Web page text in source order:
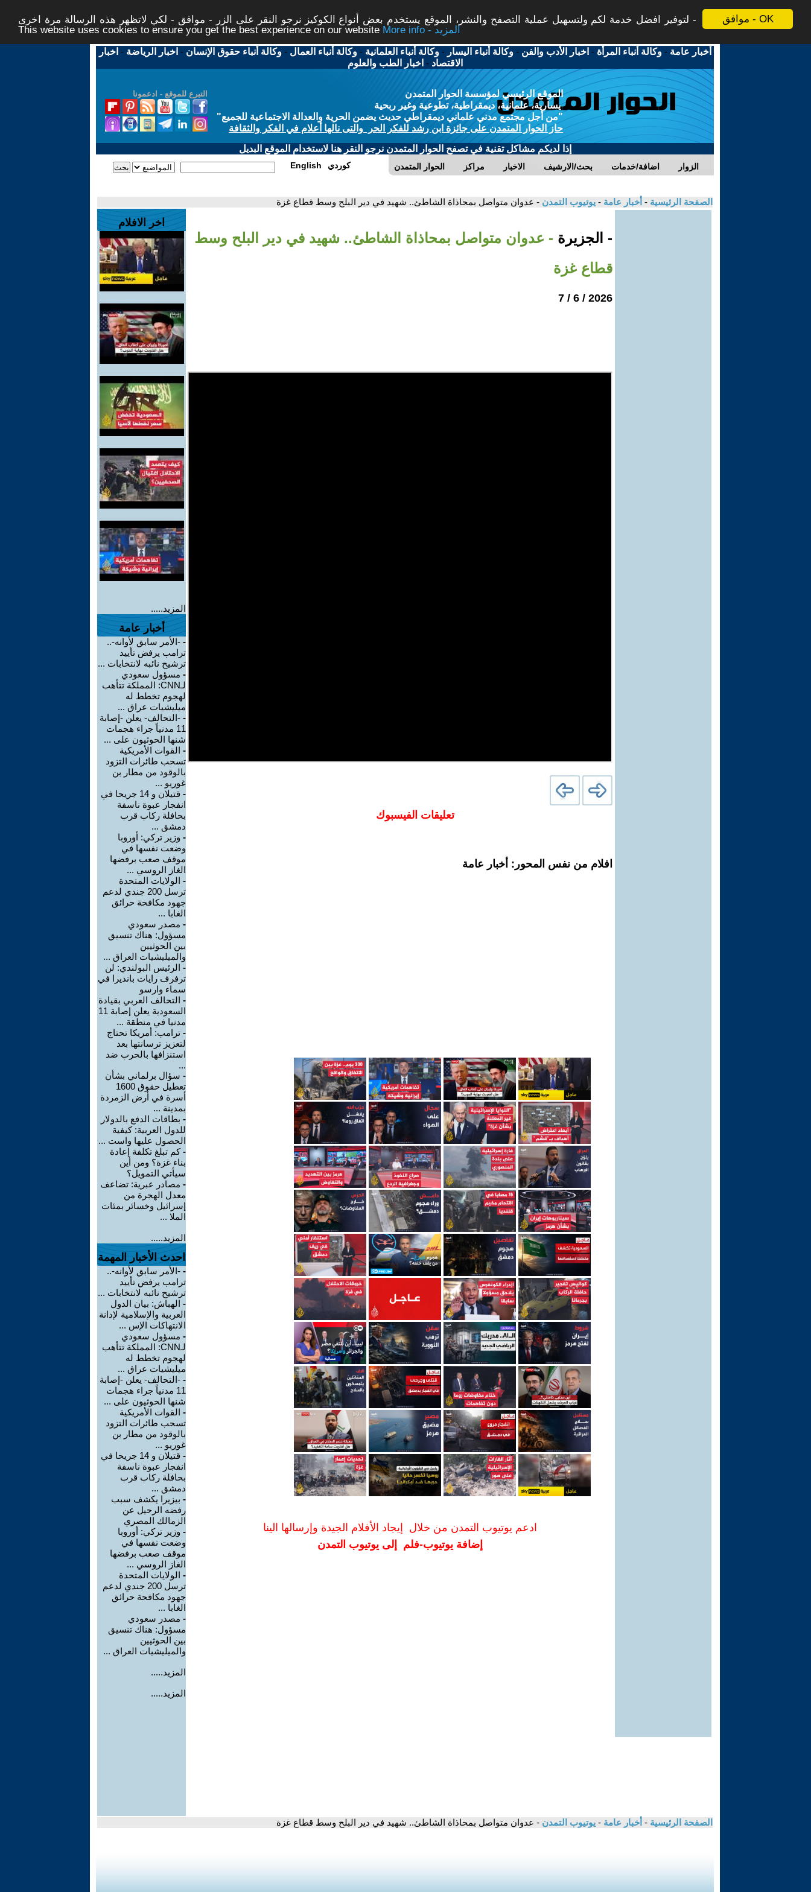
موافق - OK
لتوفير افضل خدمة لكم ولتسهيل عملية التصفح والنشر، الموقع يستخدم بعض أنواع الكوكيز نرجو النقر على الزر - موافق - لكي لاتظهر هذه الرسالة مرة اخرى -
This website uses cookies to ensure you get the best experience on our website
More info - المزيد
أخبار عامة -وكالة أنباء المرأة - اخبار الأدب والفن -وكالة أنباء اليسار -وكالة أنباء العلمانية -وكالة أنباء العمال -وكالة أنباء حقوق الإنسان - اخبار الرياضة - اخبار
الاقتصاد - اخبار الطب والعلوم
التبرع للموقع - ادعمونا
الموقع الرئيسي لمؤسسة الحوار المتمدن
يسارية، علمانية، ديمقراطية، تطوعية وغير ربحية
"من أجل مجتمع مدني علماني ديمقراطي حديث يضمن الحرية والعدالة الاجتماعية للجميع"
حاز الحوار المتمدن على جائزة ابن رشد للفكر الحر والتى نالها أعلام في الفكر والثقافة
إذا لديكم مشاكل تقنية في تصفح الحوار المتمدن نرجو النقر هنا لاستخدام الموقع البديل
الحوار المتمدن مراكز الاخبار بحث/الارشيف اضافة/خدمات الزوار English كوردي
الصفحة الرئيسية - أخبار عامة - يوتيوب التمدن - عدوان متواصل بمحاذاة الشاطئ.. شهيد في دير البلح وسط قطاع غزة
- الجزيرة - عدوان متواصل بمحاذاة الشاطئ.. شهيد في دير البلح وسط
قطاع غزة
2026 / 6 / 7
تعليقات الفيسبوك
افلام من نفس المحور: أخبار عامة
ادعم يوتيوب التمدن من خلال إيجاد الأفلام الجيدة وإرسالها الينا
إضافة يوتيوب-فلم إلى يوتيوب التمدن
اخر الافلام
المزيد.....
أخبار عامة
- -الأمر سابق لأوانه-..
ترامب يرفض تأييد
ترشيح نائبه لانتخابات ...
- مسؤول سعودي
لـCNN: المملكة تتأهب
لهجوم تخطط له
ميليشيات عراق ...
- -التحالف- يعلن -إصابة
11 مدنياً جراء هجمات
شنها الحوثيون على ...
- القوات الأمريكية
تسحب طائرات التزود
بالوقود من مطار بن
غوريو ...
-
قتيلان و 14 جريحا في
انفجار عبوة ناسفة
بحافلة ركاب قرب
دمشق ...
- وزير تركي: أوروبا
وضعت نفسها في
موقف صعب برفضها
الغاز الروسي ...
- الولايات المتحدة
ترسل 200 جندي لدعم
جهود مكافحة حرائق
الغابا ...
- مصدر سعودي
مسؤول: هناك تنسيق
بين الحوثيين
والميليشيات العراق ...
- الرئيس البولندي: لن
ترفرف رايات بانديرا في
سماء وارسو
- التحالف العربي بقيادة
السعودية يعلن إصابة 11
مدنيا في منطقة ...
- ترامب: أمريكا تحتاج
لتعزيز ترسانتها بعد
استنزافها بالحرب ضد
...
- سؤال برلماني بشأن
تعطيل حقوق 1600
أسرة في أرض الزمردة
بمدينة ...
- بطاقات الدفع بالدولار
للدول العربية: كيفية
الحصول عليها واست ...
-كم تبلغ تكلفة إعادة
بناء غزة؟ ومن أين
سيأتي التمويل؟
- مصادر عبرية: تضاعف
معدل الهجرة من
إسرائيل وخسائر بمئات
الملا ...
المزيد.....
احدث الأخبار المهمة
- -الأمر سابق لأوانه-..
ترامب يرفض تأييد
ترشيح نائبه لانتخابات ...
- الهباش: بيان الدول
العربية والإسلامية لإدانة
الانتهاكات الإس ...
- مسؤول سعودي
لـCNN: المملكة تتأهب
لهجوم تخطط له
ميليشيات عراق ...
- -التحالف- يعلن -إصابة
11 مدنياً جراء هجمات
شنها الحوثيون على ...
- القوات الأمريكية
تسحب طائرات التزود
بالوقود من مطار بن
غوريو ...
-
قتيلان و 14 جريحا في
انفجار عبوة ناسفة
بحافلة ركاب قرب
دمشق ...
- بيزيرا يكشف سبب
رفضه الرحيل عن
الزمالك المصري
- وزير تركي: أوروبا
وضعت نفسها في
موقف صعب برفضها
الغاز الروسي ...
- الولايات المتحدة
ترسل 200 جندي لدعم
جهود مكافحة حرائق
الغابا ...
- مصدر سعودي
مسؤول: هناك تنسيق
بين الحوثيين
والميليشيات العراق ...
المزيد.....
المزيد.....
الصفحة الرئيسية - أخبار عامة - يوتيوب التمدن - عدوان متواصل بمحاذاة الشاطئ.. شهيد في دير البلح وسط قطاع غزة